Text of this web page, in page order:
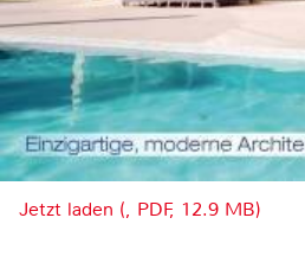
Jetzt laden (, PDF, 12.9 MB)